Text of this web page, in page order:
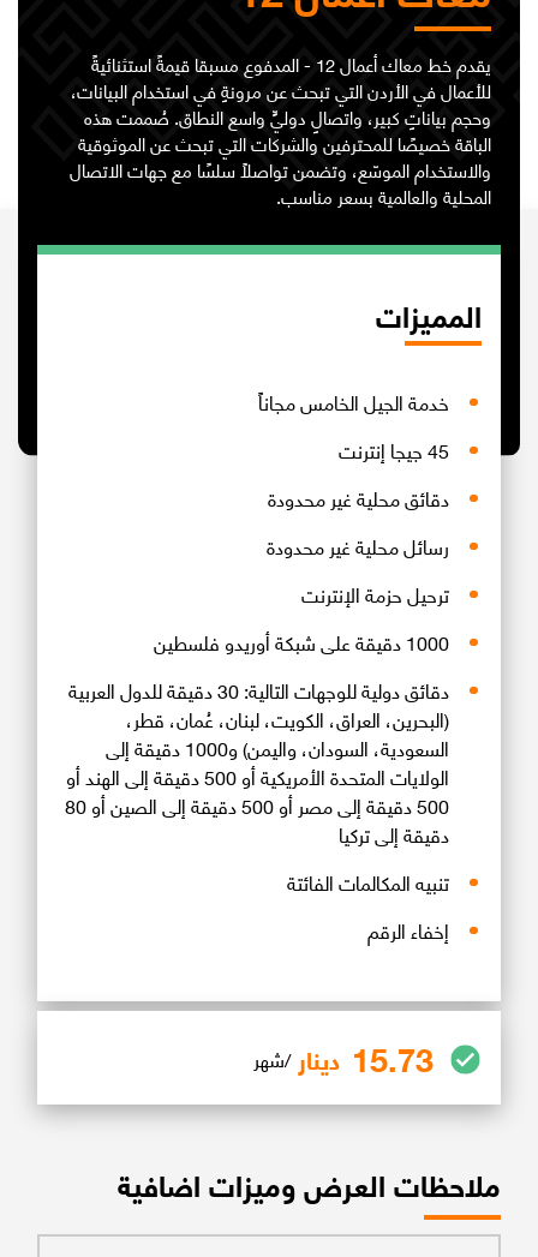
يقدم خط معاك أعمال 12 - المدفوع مسبقا قيمةً استثنائيةً
للأعمال في الأردن التي تبحث عن مرونةٍ في استخدام البيانات،
وحجم بياناتٍ كبير، واتصالٍ دوليٍّ واسع النطاق. صُممت هذه
الباقة خصيصًا للمحترفين والشركات التي تبحث عن الموثوقية
والاستخدام الموسّع، وتضمن تواصلًا سلسًا مع جهات الاتصال
المحلية والعالمية بسعرٍ مناسب.
المميزات
خدمة الجيل الخامس مجاناً
45 جيجا إنترنت
دقائق محلية غير محدودة
رسائل محلية غير محدودة
ترحيل حزمة الإنترنت
1000 دقيقة على شبكة أوريدو فلسطين
دقائق دولية للوجهات التالية: 30 دقيقة للدول العربية
(البحرين، العراق، الكويت، لبنان، عُمان، قطر،
السعودية، السودان، واليمن) و1000 دقيقة إلى
الولايات المتحدة الأمريكية أو 500 دقيقة إلى الهند أو
500 دقيقة إلى مصر أو 500 دقيقة إلى الصين أو 80
دقيقة إلى تركيا
تنبيه المكالمات الفائتة
إخفاء الرقم
دينار 15.73 /شهر
ملاحظات العرض وميزات اضافية